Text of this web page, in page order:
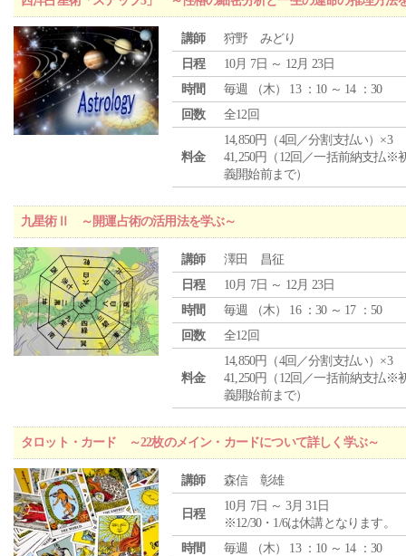
講師
狩野 みどり
日程
10月 7日 ～ 12月 23日
時間
毎週 （木） 13 ：10 ～ 14 ：30
回数
全12回
料金
14,850円（4回／分割支払い）×3
41,250円（12回／一括前納支払※
義開始前まで）
九星術Ⅱ ～開運占術の活用法を学ぶ～
講師
澤田 昌征
日程
10月 7日 ～ 12月 23日
時間
毎週 （木） 16 ：30 ～ 17 ：50
回数
全12回
料金
14,850円（4回／分割支払い）×3
41,250円（12回／一括前納支払※
義開始前まで）
タロット・カード ～22枚のメイン・カードについて詳しく学ぶ～
講師 森信 彰雄
日程
10月 7日 ～ 3月 31日
※12/30・1/6は休講となります。
時間
毎週 （木） 13 ：10 ～ 14 ：30